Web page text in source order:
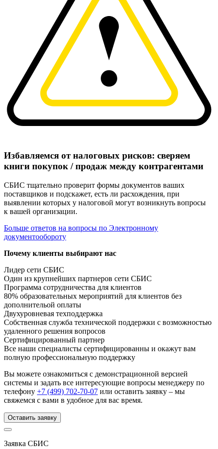
Избавляемся от налоговых рисков: сверяем
книги покупок / продаж между контрагентами
СБИС тщательно проверит формы документов ваших
поставщиков и подскажет, есть ли расхождения, при
выявлении которых у налоговой могут возникнуть вопросы
к вашей организации.
Больше ответов на вопросы по Электронному
документообороту
Почему клиенты выбирают нас
Лидер сети СБИС
Один из крупнейших партнеров сети СБИС
Программа сотрудничества для клиентов
80% образовательных мероприятий для клиентов без
дополнительой оплаты
Двухуровневая техподдержка
Собственная служба технической поддержки с возможностью
удаленного решения вопросов
Сертифицированный партнер
Все наши специалисты сертифицированны и окажут вам
полную профессиональную поддержку
Вы можете ознакомиться с демонстрационной версией
системы и задать все интересующие вопросы менеджеру по
телефону +7 (499) 702-70-07 или оставить заявку – мы
свяжемся с вами в удобное для вас время.
Оставить заявку
Заявка СБИС